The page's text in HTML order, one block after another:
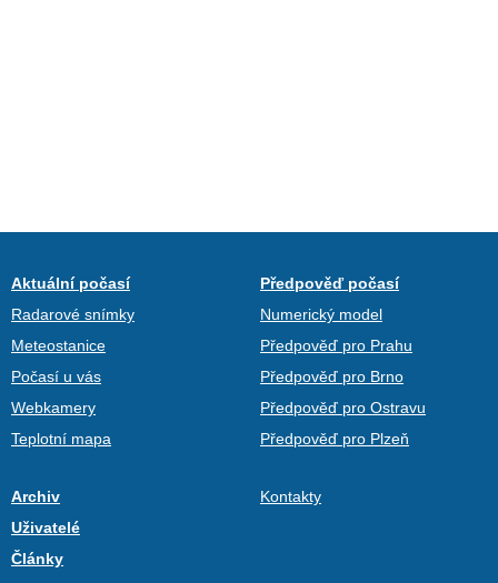
Aktuální počasí
Radarové snímky
Meteostanice
Počasí u vás
Webkamery
Teplotní mapa
Předpověď počasí
Numerický model
Předpověď pro Prahu
Předpověď pro Brno
Předpověď pro Ostravu
Předpověď pro Plzeň
Archiv
Uživatelé
Články
Kontakty